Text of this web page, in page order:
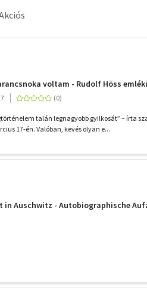
voltam - Rudolf Höss
talán legnagyobb gyilkosát” – írta
17-én. Valóban, kevés olyan e...
in Auschwitz - Autobiographische